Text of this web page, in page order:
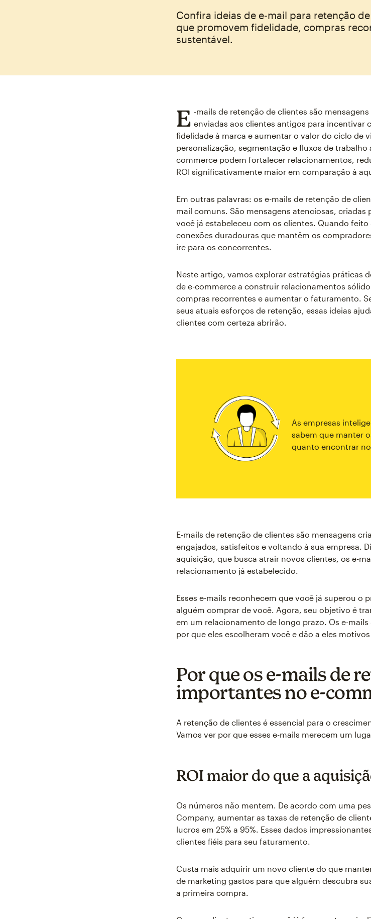
Confira ideias de e‑mail para retenção
que promovem fidelidade, compras
sustentável.
E -mails de retenção de clientes são
enviadas aos clientes antigos para incentivar
fidelidade à marca e aumentar o valor do ciclo de
personalização, segmentação e fluxos de
commerce podem fortalecer relacionamentos,
ROI significativamente maior em comparação à
Em outras palavras: os e-mails de retenção de
mail comuns. São mensagens atenciosas,
você já estabeleceu com os clientes. Quando
conexões duradouras que mantêm os
ire para os concorrentes.
Neste artigo, vamos explorar estratégias práticas
de e-commerce a construir relacionamentos
compras recorrentes e aumentar o faturamento.
seus atuais esforços de retenção, essas ideias
clientes com certeza abrirão.
As empresas
sabem que manter
quanto encontrar
E-mails de retenção de clientes são mensagens
engajados, satisfeitos e voltando à sua empresa.
aquisição, que busca atrair novos clientes, os e-
relacionamento já estabelecido.
Esses e-mails reconhecem que você já superou o
alguém comprar de você. Agora, seu objetivo é
em um relacionamento de longo prazo. Os e-
por que eles escolheram você e dão a eles
Por que os e-mails de
importantes no e-
A retenção de clientes é essencial para o
Vamos ver por que esses e-mails merecem um
ROI maior do que a
Os números não mentem. De acordo com uma
Company, aumentar as taxas de retenção de
lucros em 25% a 95%. Esses dados
clientes fiéis para seu faturamento.
Custa mais adquirir um novo cliente do que
de marketing gastos para que alguém descubra
a primeira compra.